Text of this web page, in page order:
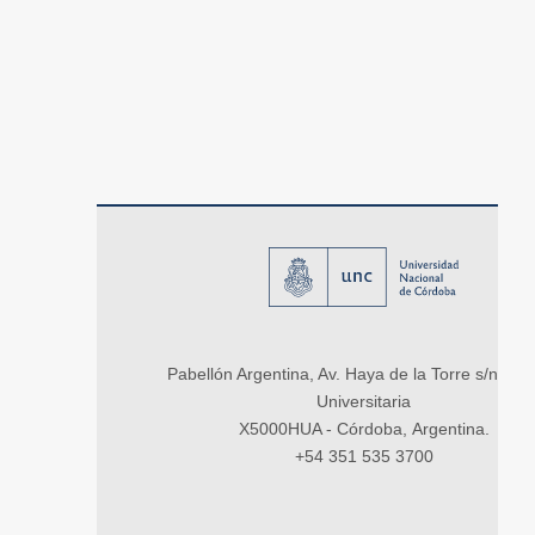
Pabellón Argentina, Av. Haya de la Torre s/n,
Universitaria
X5000HUA - Córdoba, Argentina.
+54 351 535 3700